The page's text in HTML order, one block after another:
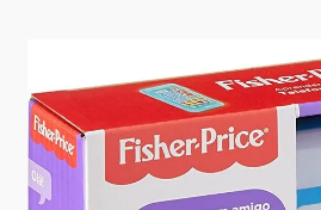
boneca
pokemon
jogos